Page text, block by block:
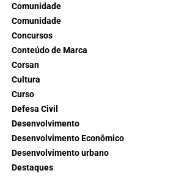
Comunidade
Comunidade
Concursos
Conteúdo de Marca
Corsan
Cultura
Curso
Defesa Civil
Desenvolvimento
Desenvolvimento Econômico
Desenvolvimento urbano
Destaques